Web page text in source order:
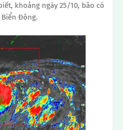
khoảng ngày 25/10, bão có
Đông.